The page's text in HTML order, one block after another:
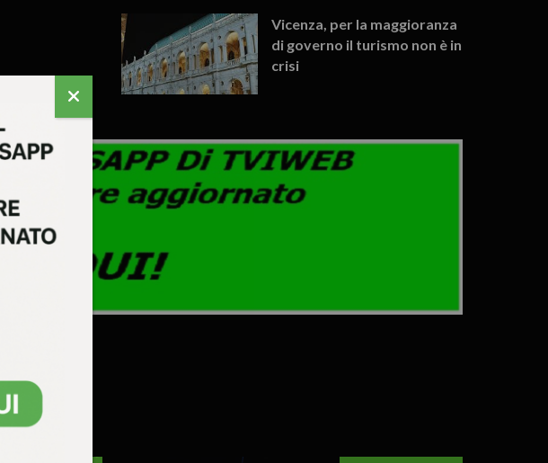
Vicenza, per la maggioranza
di governo il turismo non è in
crisi